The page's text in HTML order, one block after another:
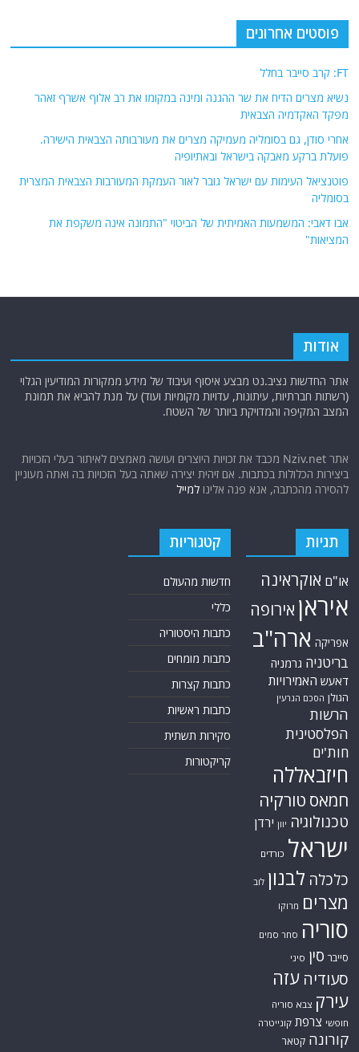
פוסטים אחרונים
FT: קרב סייבר בחלל
נשיא מצרים הדיח את שר ההגנה ומינה במקומו את רב אלוף אשרף זאהר
מפקד האקדמיה הצבאית
אחרי סודן, גם בסומליה מעמיקה מצרים את מעורבותה הצבאית הישירה.
פועלת ברקע מאבקה בישראל ובאתיופיה
פוטנציאל העימות עם ישראל גובר לאור העמקת המעורבות הצבאית המצרית
בסומליה
אבו דאבי: המשמעות האמיתית של הביטוי "התמונה אינה משקפת את
המציאות"
אודות
אתר החדשות נציב.נט מבצע איסוף ועיבוד של מידע ממקורות המודיעין הגלוי
(רשתות חברתיות, עיתונות, עדויות מקומיות ועוד) על מנת להביא את תמונת
המצב המקיפה והמדויקת ביותר של השטח.
אתר Nziv.net מכבד את זכויות היוצרים ועושה מאמצים לאיתור בעלי הזכויות
ביצירות הכלולות בכתבות. אם זיהית יצירה שאתה בעל הזכויות בה ואתה מעוניין
להסירה מהכתבה, אנא פנה אלינולמייל
תגיות
או"ם אוקראינה
איראן אירופה
אפריקה ארה"ב
בריטניה גרמניה
דאעש האמירויות
הגולן הסכם הגרעין
הרשות
הפלסטינית
חות'ים
חיזבאללה
חמאס טורקיה
טכנולוגיה יוון ירדן
ישראל כורדים
כלכלה לבנון לוב
מצרים מרוקו
סוריה סחר סמים
סייבר סין סיני
סעודיה עזה
עירק צבא סוריה
חופשי צרפת קונייטרה
קורונה קטאר
קטגוריות
חדשות מהעולם
כללי
כתבות היסטוריה
כתבות מומחים
כתבות קצרות
כתבות ראשיות
סקירות תשתית
קריקטורות